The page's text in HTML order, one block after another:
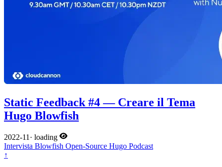
Static Feedback #4 — Creare il Tema
Hugo Blowfish
2022-11· loading
Intervista Blowfish Open-Source Hugo Podcast
↑